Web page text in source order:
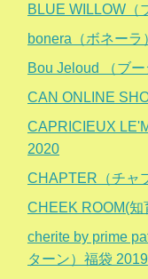
BLUE WILLOW（
bonera（ボネーラ
Bou Jeloud （ブ
CAN ONLINE
CAPRICIEUX
2020
CHAPTER（チャ
CHEEK ROOM(
cherite by prime
ターン）福袋 2019